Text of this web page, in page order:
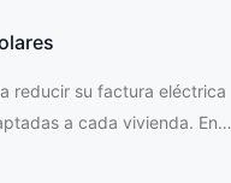
reducir su factura eléctrica
a cada vivienda. En…